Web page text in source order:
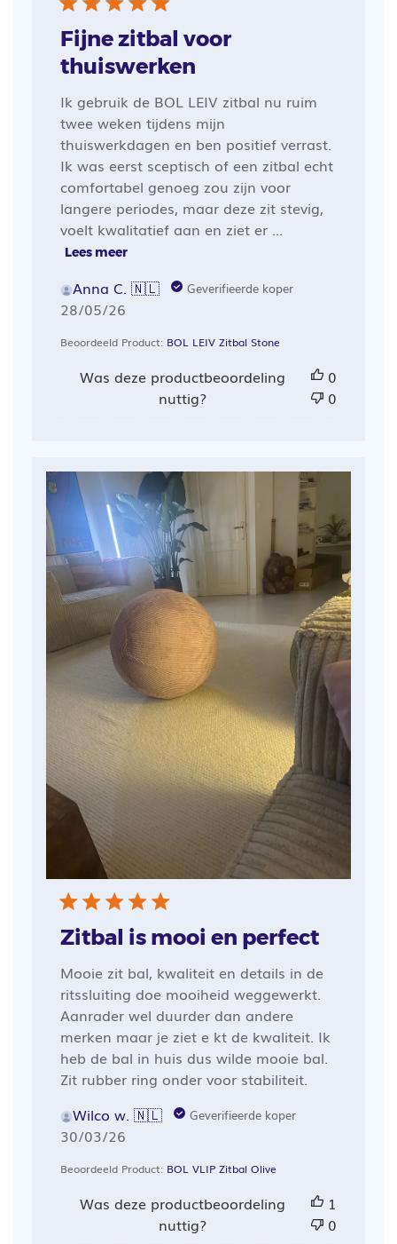
Fijne zitbal voor
thuiswerken
Ik gebruik de BOL LEIV zitbal nu ruim
twee weken tijdens mijn
thuiswerkdagen en ben positief verrast.
Ik was eerst sceptisch of een zitbal echt
comfortabel genoeg zou zijn voor
langere periodes, maar deze zit stevig,
voelt kwalitatief aan en ziet er ...
Lees meer
Anna C. 🇳🇱 Geverifieerde koper
Publicatiedatum
28/05/26
Beoordeeld Product: BOL LEIV Zitbal Stone
Was deze productbeoordeling
nuttig?
0
0
Zitbal is mooi en perfect
Mooie zit bal, kwaliteit en details in de
ritssluiting doe mooiheid weggewerkt.
Aanrader wel duurder dan andere
merken maar je ziet e kt de kwaliteit. Ik
heb de bal in huis dus wilde mooie bal.
Zit rubber ring onder voor stabiliteit.
Wilco w. 🇳🇱
Geverifieerde koper
Publicatiedatum
30/03/26
Beoordeeld Product: BOL VLIP Zitbal Olive
Was deze productbeoordeling
nuttig?
1
0